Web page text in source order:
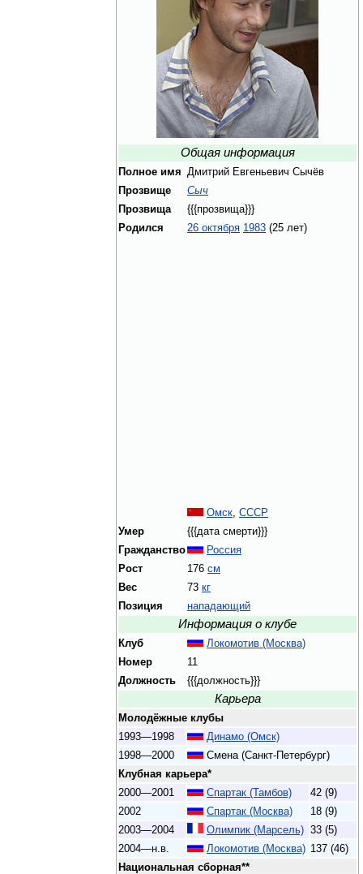
Общая информация
Полное имя Дмитрий Евгеньевич Сычёв
Прозвище
Сыч
Прозвища
{{{прозвища}}}
Родился
26 октября 1983 (25 лет)
Омск, СССР
Умер
{{{дата смерти}}}
Гражданство
Россия
Рост
176 см
Вес
73 кг
Позиция
нападающий
Информация о клубе
Клуб
Локомотив (Москва)
Номер
11
Должность
{{{должность}}}
Карьера
Молодёжные клубы
1993—1998
Динамо (Омск)
1998—2000
Смена (Санкт-Петербург)
Клубная карьера*
2000—2001
Спартак (Тамбов)
42 (9)
2002
Спартак (Москва)
18 (9)
2003—2004
Олимпик (Марсель) 33 (5)
2004—н.в.
Локомотив (Москва) 137 (46)
Национальная сборная**